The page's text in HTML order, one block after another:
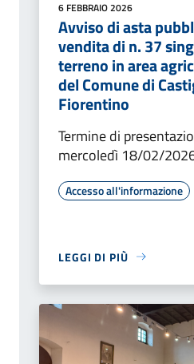
6 FEBBRAIO 2026
Avviso di asta
vendita di n. 37
terreno in area
del Comune di
Fiorentino
Termine di
mercoledì 18/02/
Accesso all'informazione
LEGGI DI PIÙ